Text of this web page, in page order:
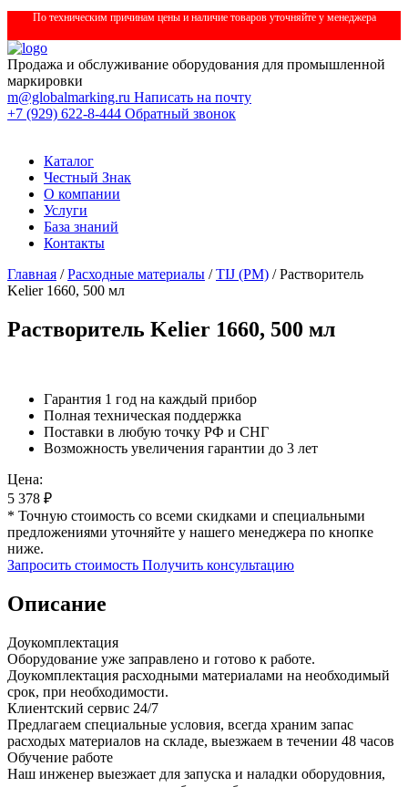
По техническим причинам цены и наличие товаров уточняйте у менеджера
Продажа и обслуживание оборудования для промышленной
маркировки
m@globalmarking.ru Написать на почту
+7 (929) 622-8-444 Обратный звонок
Каталог
Честный Знак
О компании
Услуги
База знаний
Контакты
Главная /Расходные материалы /TIJ (РМ) / Растворитель
Kelier 1660, 500 мл
Растворитель Kelier 1660, 500 мл
Гарантия 1 год на каждый прибор
Полная техническая поддержка
Поставки в любую точку РФ и СНГ
Возможность увеличения гарантии до 3 лет
Цена:
5 378 ₽
* Точную стоимость со всеми скидками и специальными
предложениями уточняйте у нашего менеджера по кнопке
ниже.
Запросить стоимость Получить консультацию
Описание
Доукомплектация
Оборудование уже заправлено и готово к работе.
Доукомплектация расходными материалами на необходимый
срок, при необходимости.
Клиентский сервис 24/7
Предлагаем специальные условия, всегда храним запас
расходых материалов на складе, выезжаем в течении 48 часов
Обучение работе
Наш инженер выезжает для запуска и наладки оборудовния,